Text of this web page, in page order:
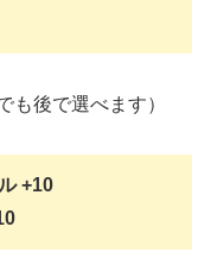
も後で選べます）
+10